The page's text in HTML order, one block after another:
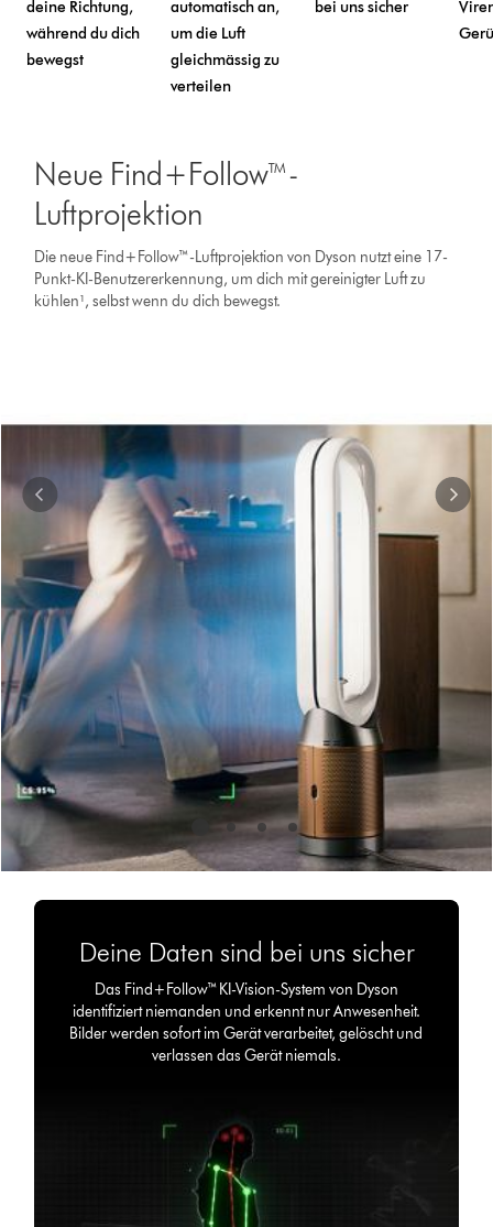
deine Richtung,
während du dich
bewegst
automatisch an,
um die Luft
gleichmässig zu
verteilen
bei uns sicher
Folien.
Verwende
navigieren,
oder
wähle
Navigationspunkte
eine
Folie
aus.
Neue Find+Follow™-
Luftprojektion
Die neue Find+Follow™-Luftprojektion von Dyson nutzt eine 17-
Punkt-KI-Benutzererkennung, um dich mit gereinigter Luft zu
kühlen¹, selbst wenn du dich bewegst.
Deine Daten sind bei uns sicher
Das Find+Follow™ KI-Vision-System von Dyson
identifiziert niemanden und erkennt nur Anwesenheit.
Bilder werden sofort im Gerät verarbeitet, gelöscht und
verlassen das Gerät niemals.